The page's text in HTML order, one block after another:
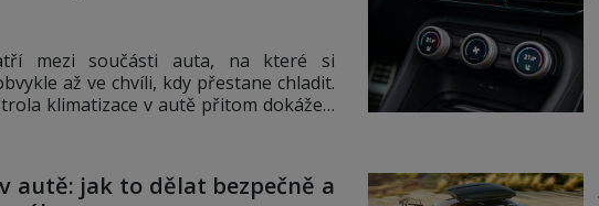
mezi součásti auta, na které si
až ve chvíli, kdy přestane chladit.
klimatizace v autě přitom dokáže…
autě: jak to dělat bezpečně a